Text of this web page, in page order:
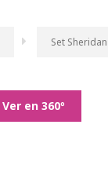
Set Sheridan
Ver en 360º